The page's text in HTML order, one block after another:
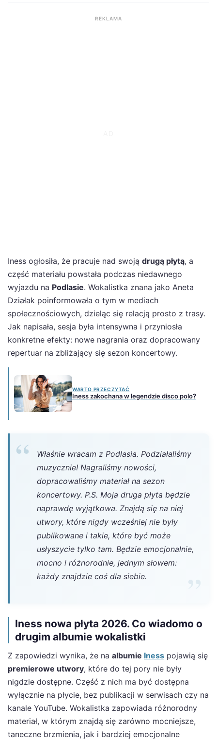
REKLAMA
Iness ogłosiła, że pracuje nad swoją drugą płytą, a
część materiału powstała podczas niedawnego
wyjazdu na Podlasie. Wokalistka znana jako Aneta
Działak poinformowała o tym w mediach
społecznościowych, dzieląc się relacją prosto z trasy.
Jak napisała, sesja była intensywna i przyniosła
konkretne efekty: nowe nagrania oraz dopracowany
repertuar na zbliżający się sezon koncertowy.
WARTO PRZECZYTAĆ
Iness zakochana w legendzie disco polo?
Właśnie wracam z Podlasia. Podziałaliśmy
muzycznie! Nagraliśmy nowości,
dopracowaliśmy materiał na sezon
koncertowy. P.S. Moja druga płyta będzie
naprawdę wyjątkowa. Znajdą się na niej
utwory, które nigdy wcześniej nie były
publikowane i takie, które być może
usłyszycie tylko tam. Będzie emocjonalnie,
mocno i różnorodnie, jednym słowem:
każdy znajdzie coś dla siebie.
Iness nowa płyta 2026. Co wiadomo o
drugim albumie wokalistki
Z zapowiedzi wynika, że na albumie Iness pojawią się
premierowe utwory, które do tej pory nie były
nigdzie dostępne. Część z nich ma być dostępna
wyłącznie na płycie, bez publikacji w serwisach czy na
kanale YouTube. Wokalistka zapowiada różnorodny
materiał, w którym znajdą się zarówno mocniejsze,
taneczne brzmienia, jak i bardziej emocjonalne